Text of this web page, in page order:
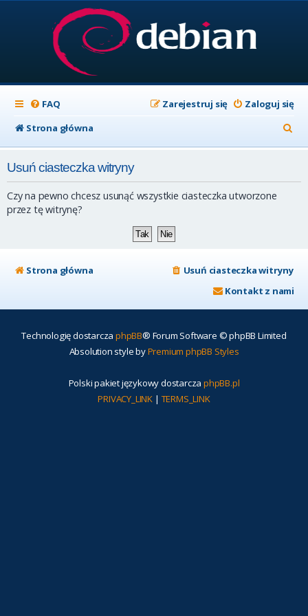
FAQ Zaloguj się
Zarejestruj się
Strona główna
z
Usuń ciasteczka witryny
Czy na pewno chcesz usunąć wszystkie ciasteczka utworzone
przez tę witrynę?
Strona główna
Usuń ciasteczka witryny
Kontakt z nami
Technologię dostarcza phpBB® Forum Software © phpBB Limited
Absolution style byPremium phpBB Styles
Polski pakiet językowy dostarcza phpBB.pl
PRIVACY_LINK | TERMS_LINK